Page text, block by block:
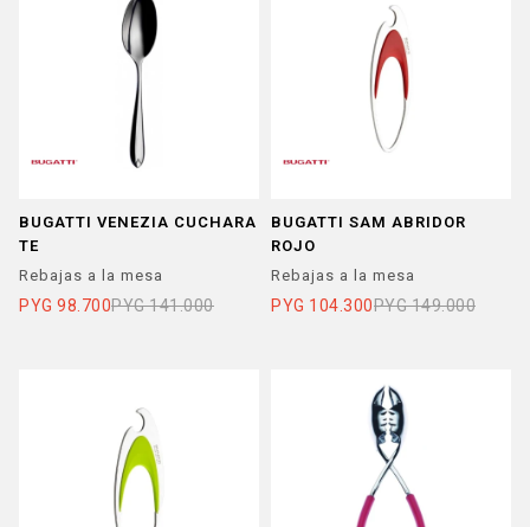
BUGATTI VENEZIA CUCHARA
TE
Rebajas a la mesa
PYG 98.700PYG 141.000
BUGATTI SAM ABRIDOR
ROJO
Rebajas a la mesa
PYG 104.300PYG 149.000